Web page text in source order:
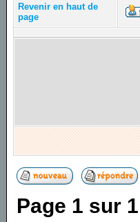
Revenir en haut de
page
Page 1 sur 1